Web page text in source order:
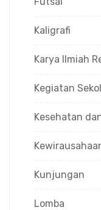
Kaligrafi
Karya Ilmiah
Kegiatan
Kesehatan
Kunjungan
Lomba